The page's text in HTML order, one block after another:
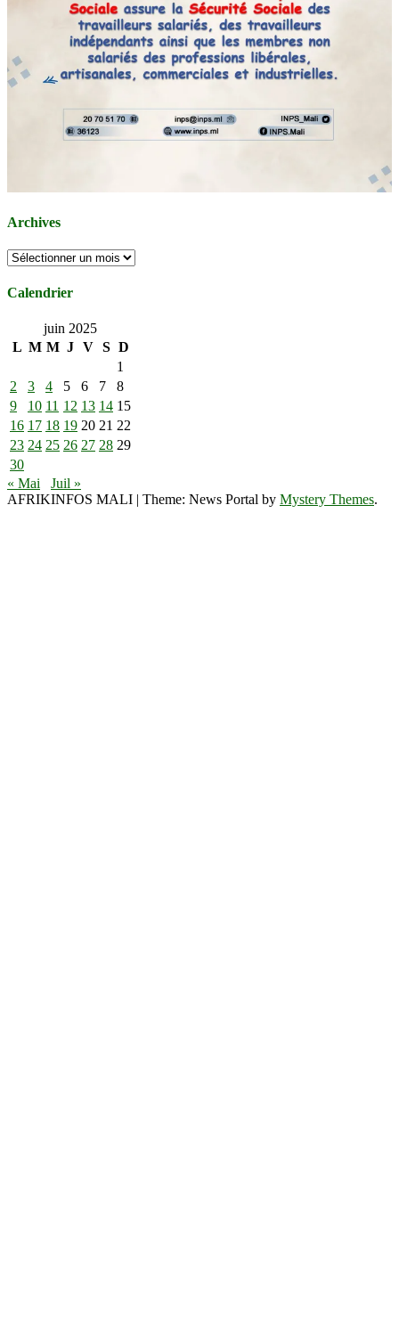
Archives
Archives
Calendrier
juin 2025
L M M J V S D
1
2
3 4 5 6 7
8
9
10 11 12 13 14 15
16 17 18 19 20 21 22
23 24 25 26 27 28 29
30
« Mai
Juil »
AFRIKINFOS MALI | Theme: News Portal by Mystery Themes.